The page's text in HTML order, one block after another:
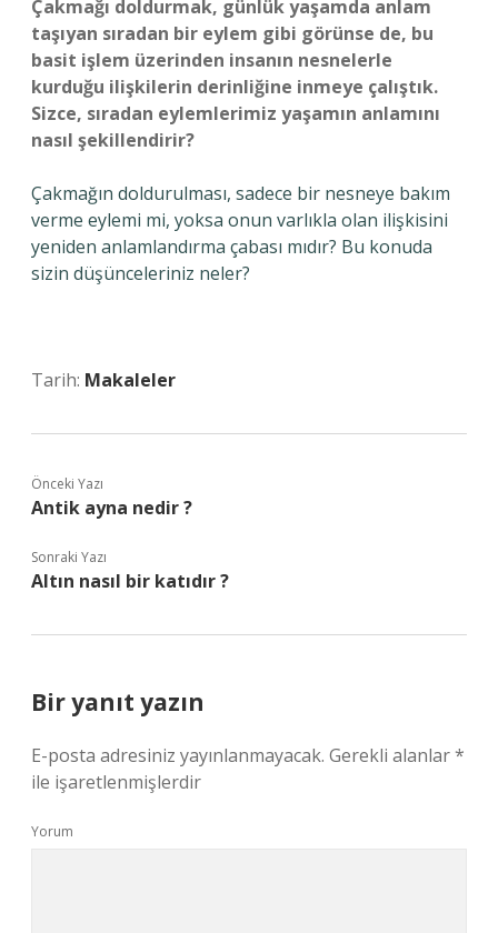
Çakmağı doldurmak, günlük yaşamda anlam
taşıyan sıradan bir eylem gibi görünse de, bu
basit işlem üzerinden insanın nesnelerle
kurduğu ilişkilerin derinliğine inmeye çalıştık.
Sizce, sıradan eylemlerimiz yaşamın anlamını
nasıl şekillendirir?
Çakmağın doldurulması, sadece bir nesneye bakım
verme eylemi mi, yoksa onun varlıkla olan ilişkisini
yeniden anlamlandırma çabası mıdır? Bu konuda
sizin düşünceleriniz neler?
Tarih: Makaleler
Önceki Yazı
Antik ayna nedir ?
Sonraki Yazı
Altın nasıl bir katıdır ?
Bir yanıt yazın
E-posta adresiniz yayınlanmayacak. Gerekli alanlar*
ile işaretlenmişlerdir
Yorum